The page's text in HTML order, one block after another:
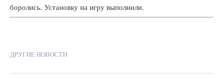
боролись. Установку на игру выполнили.
ДРУГИЕ НОВОСТИ